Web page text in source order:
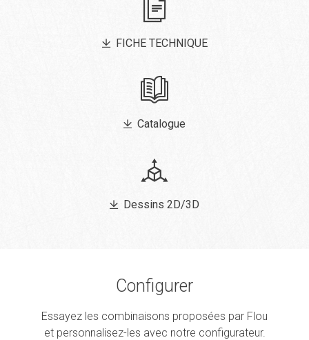
FICHE TECHNIQUE
Catalogue
Dessins 2D/3D
Configurer
Essayez les combinaisons proposées par Flou
et personnalisez-les avec notre configurateur.